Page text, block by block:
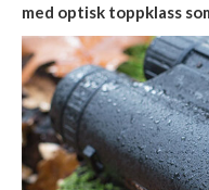
med optisk toppklass